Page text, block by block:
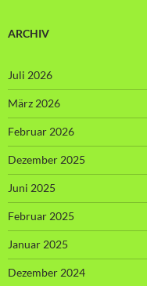
ARCHIV
Juli 2026
März 2026
Februar 2026
Dezember 2025
Juni 2025
Februar 2025
Januar 2025
Dezember 2024